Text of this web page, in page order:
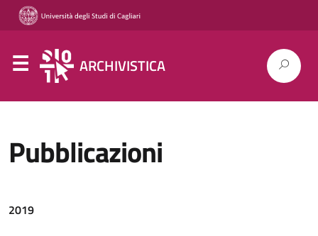
ARCHIVISTICA
Pubblicazioni
2019